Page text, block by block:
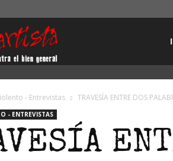
- Entrevistas TRAVESÍA ENTRE DOS
- ENTREVISTAS